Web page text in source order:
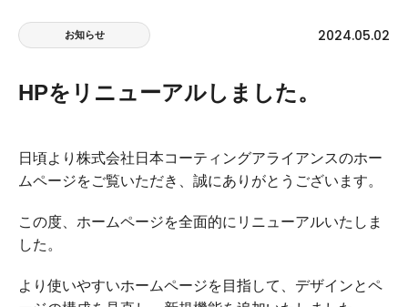
お知らせ 2024.05.02
HPをリニューアルしました。
日頃より株式会社日本コーティングアライアンスのホー
ムページをご覧いただき、誠にありがとうございます。
この度、ホームページを全面的にリニューアルいたしま
した。
より使いやすいホームページを目指して、デザインとペ